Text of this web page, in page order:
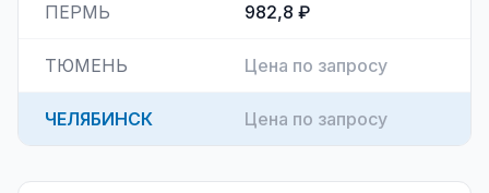
ПЕРМЬ 982,8 ₽
ТЮМЕНЬ Цена по запросу
ЧЕЛЯБИНСК Цена по запросу